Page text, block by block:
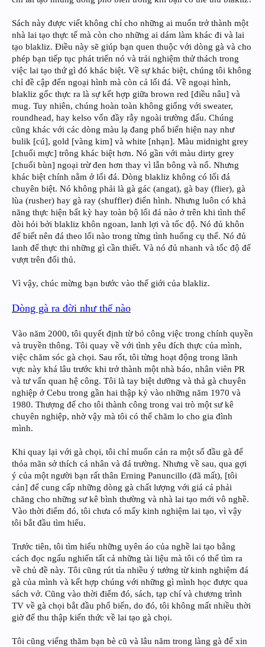
Sách này được viết không chỉ cho những ai muốn trở thành một
nhà lai tạo thực tế mà còn cho những ai dám làm khác đi và lai
tạo blakliz. Điều này sẽ giúp bạn quen thuộc với dòng gà và cho
phép bạn tiếp tục phát triển nó và trải nghiệm thử thách trong
việc lai tạo thứ gì đó khác biệt. Về sự khác biệt, chúng tôi không
chỉ đề cập đến ngoại hình mà còn cả lối đá. Về ngoại hình,
blakliz gốc thực ra là sự kết hợp giữa brown red [điều nâu] và
mug. Tuy nhiên, chúng hoàn toàn không giống với sweater,
roundhead, hay kelso vốn đầy rẫy ngoài trường đấu. Chúng
cũng khác với các dòng màu lạ đang phổ biến hiện nay như
bulik [cú], gold [vàng kim] và white [nhạn]. Màu midnight grey
[chuối mực] trông khác biệt hơn. Nó gần với màu dirty grey
[chuối bùn] ngoại trừ đen hơn thay vì lẫn bông và nổ. Nhưng
khác biệt chính nằm ở lối đá. Dòng blakliz không có lối đá
chuyên biệt. Nó không phải là gà gác (angat), gà bay (flier), gà
lùa (rusher) hay gà ray (shuffler) điển hình. Nhưng luôn có khả
năng thực hiện bất kỳ hay toàn bộ lối đá nào ở trên khi tình thế
đòi hỏi bởi blakliz khôn ngoan, lanh lợi và tốc độ. Nó đủ khôn
để biết nên đá theo lối nào trong từng tình huống cụ thể. Nó đủ
lanh để thực thi những gì cần thiết. Và nó đủ nhanh và tốc độ để
vượt trên đối thủ.
Vì vậy, chúc mừng bạn bước vào thế giới của blakliz.
Dòng gà ra đời như thế nào
Vào năm 2000, tôi quyết định từ bỏ công việc trong chính quyền
và truyền thông. Tôi quay về với tình yêu đích thực của mình,
việc chăm sóc gà chọi. Sau rốt, tôi từng hoạt động trong lãnh
vực này khá lâu trước khi trở thành một nhà báo, nhân viên PR
và tư vấn quan hệ công. Tôi là tay biệt dưỡng và thả gà chuyên
nghiệp ở Cebu trong gần hai thập kỷ vào những năm 1970 và
1980. Thượng đế cho tôi thành công trong vai trò một sư kê
chuyên nghiệp, nhờ vậy mà tôi có thể chăm lo cho gia đình
mình.
Khi quay lại với gà chọi, tôi chỉ muốn cản ra một số đầu gà để
thỏa mãn sở thích cá nhân và đá trường. Nhưng về sau, qua gợi
ý của một người bạn rất thân Erning Panuncillo (đã mất), [tôi
cản] để cung cấp những dòng gà chất lượng với giá cả phải
chăng cho những sư kê bình thường và nhà lai tạo mới vô nghề.
Vào thời điểm đó, tôi chưa có mấy kinh nghiệm lai tạo, vì vậy
tôi bắt đầu tìm hiểu.
Trước tiên, tôi tìm hiểu những uyên áo của nghề lai tạo bằng
cách đọc ngấu nghiến tất cả những tài liệu mà tôi có thể tìm ra
về chủ đề này. Tôi cũng rút tỉa nhiều ý tưởng từ kinh nghiệm đá
gà của mình và kết hợp chúng với những gì mình học được qua
sách vở. Cũng vào thời điểm đó, sách, tạp chí và chương trình
TV về gà chọi bắt đầu phổ biến, do đó, tôi không mất nhiều thời
giờ để thu thập kiến thức về lai tạo gà chọi.
Tôi cũng viếng thăm bạn bè cũ và lâu năm trong làng gà để xin